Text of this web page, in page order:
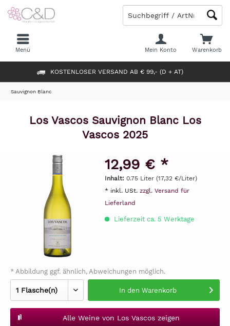
KOSTENLOSER VERSAND AB € 99,- (D + AT)
Warenkorb
Mein Konto
Menü
Sauvignon Blanc
Los Vascos Sauvignon Blanc Los
Vascos 2025
12,99 € *
Inhalt: 0.75 Liter (17,32 €/Liter)
* inkl. USt. zzgl. Versand für
Lieferland
Lieferzeit ca. 5 Werktage
* Abbildung ggf. ähnlich, Abweichungen möglich.
In den Warenkorb
Alle Weine von Los Vascos zeigen